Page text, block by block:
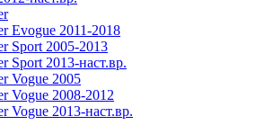
Evogue 2011-2018
Sport 2005-2013
Sport 2013-наст.вр.
Vogue 2005
Vogue 2008-2012
Vogue 2013-наст.вр.